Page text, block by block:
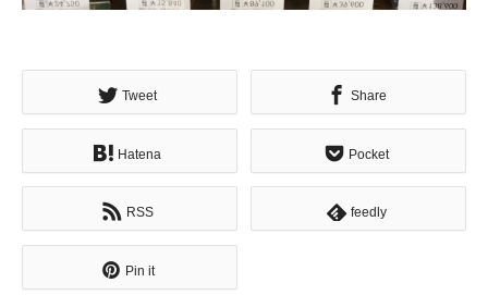
Tweet Share
Hatena Pocket
RSS feedly
Pin it